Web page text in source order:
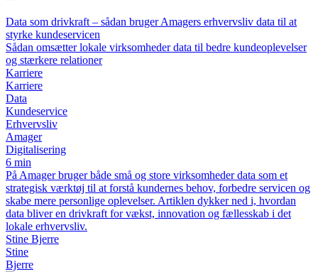
Data som drivkraft – sådan bruger Amagers erhvervsliv data til at
styrke kundeservicen
Sådan omsætter lokale virksomheder data til bedre kundeoplevelser
og stærkere relationer
Karriere
Karriere
Data
Kundeservice
Erhvervsliv
Amager
Digitalisering
6 min
På Amager bruger både små og store virksomheder data som et
strategisk værktøj til at forstå kundernes behov, forbedre servicen og
skabe mere personlige oplevelser. Artiklen dykker ned i, hvordan
data bliver en drivkraft for vækst, innovation og fællesskab i det
lokale erhvervsliv.
Stine Bjerre
Stine
Bjerre